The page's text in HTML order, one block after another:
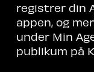
registrer din
appen, og
under Min
publikum på